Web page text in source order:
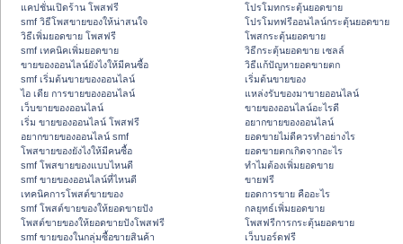
แคปชั่นเปิดร้าน โพสฟรี
smf วิธีโพสขายของให้น่าสนใจ
วิธีเพิ่มยอดขาย โพสฟรี
smf เทคนิคเพิ่มยอดขาย
ขายของออนไลน์ยังไงให้มีคนซื้อ
smf เริ่มต้นขายของออนไลน์
ไอ เดีย การขายของออนไลน์
เว็บขายของออนไลน์
เริ่ม ขายของออนไลน์ โพสฟรี
อยากขายของออนไลน์ smf
โพสขายของยังไงให้มีคนซื้อ
smf โพสขายของแบบไหนดี
smf ขายของออนไลน์ที่ไหนดี
เทคนิคการโพสต์ขายของ
smf โพสต์ขายของให้ยอดขายปัง
โพสต์ขายของให้ยอดขายปังโพสฟรี
smf ขายของในกลุ่มซื้อขายสินค้า
โปรโมทกระตุ้นยอดขาย
โปรโมทฟรีออนไลน์กระตุ้นยอดขาย
โพสกระตุ้นยอดขาย
วิธีกระตุ้นยอดขาย เซลล์
วิธีแก้ปัญหายอดขายตก
เริ่มต้นขายของ
แหล่งรับของมาขายออนไลน์
ขายของออนไลน์อะไรดี
อยากขายของออนไลน์
ยอดขายไม่ดีควรทำอย่างไร
ยอดขายตกเกิดจากอะไร
ทำไมต้องเพิ่มยอดขาย
ขายฟรี
ยอดการขาย คืออะไร
กลยุทธ์เพิ่มยอดขาย
โพสฟรีการกระตุ้นยอดขาย
เว็บบอร์ดฟรี